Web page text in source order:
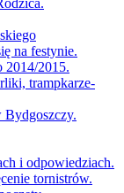
na festynie.
2014/2015.
trampkarze-
i odpowiedziach.
tornistrów.